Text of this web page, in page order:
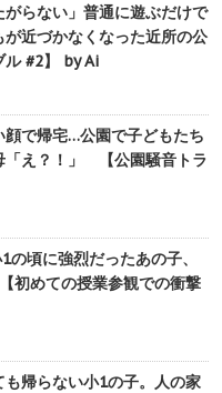
がらない」普通に遊ぶだけで
近づかなくなった近所の公
ル #2】 by Ai
顔で帰宅…公園で子どもたち
「え？！」 【公園騒音トラ
頃に強烈だったあの子、
初めての授業参観での衝撃
も帰らない小1の子。人の家